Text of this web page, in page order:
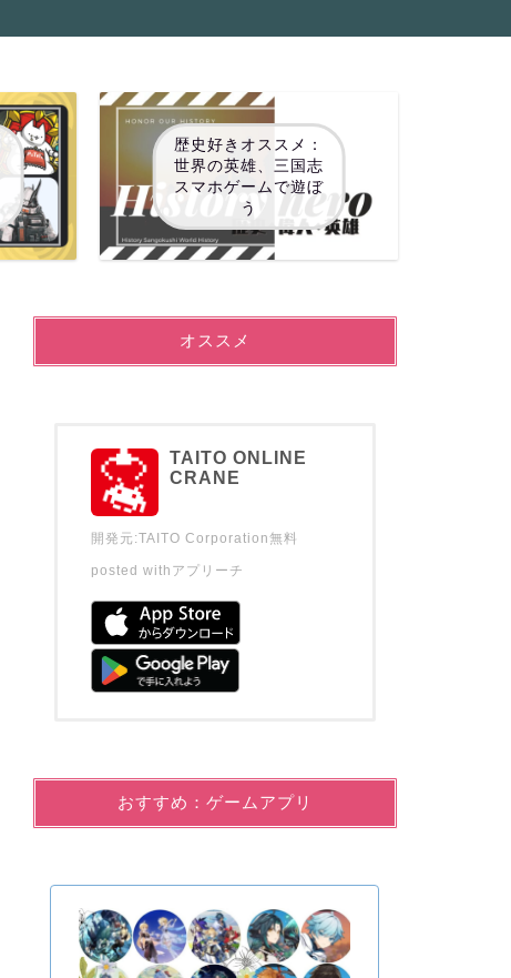
歴史好きオススメ：
世界の英雄、三国志
スマホゲームで遊ぼ
う
オススメ
TAITO ONLINE
CRANE
開発元:TAITO Corporation無料
posted with アプリーチ
おすすめ：ゲームアプリ